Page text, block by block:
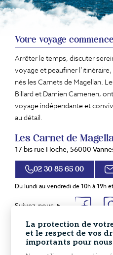
Votre voyage
Arrêter le temps, discuter
voyage et peaufiner
nés les Carnets de Magellan.
Billard et Damien Camenen,
voyage indépendante et
au détail.
Les Carnet de
17 bis rue Hoche, 56000
02 30 85 65 00
Du lundi au vendredi de 10h à 19h
Suivez-nous
Europe
Proche et Moyen Orient
La protection de
et le respect de vos
importants pour